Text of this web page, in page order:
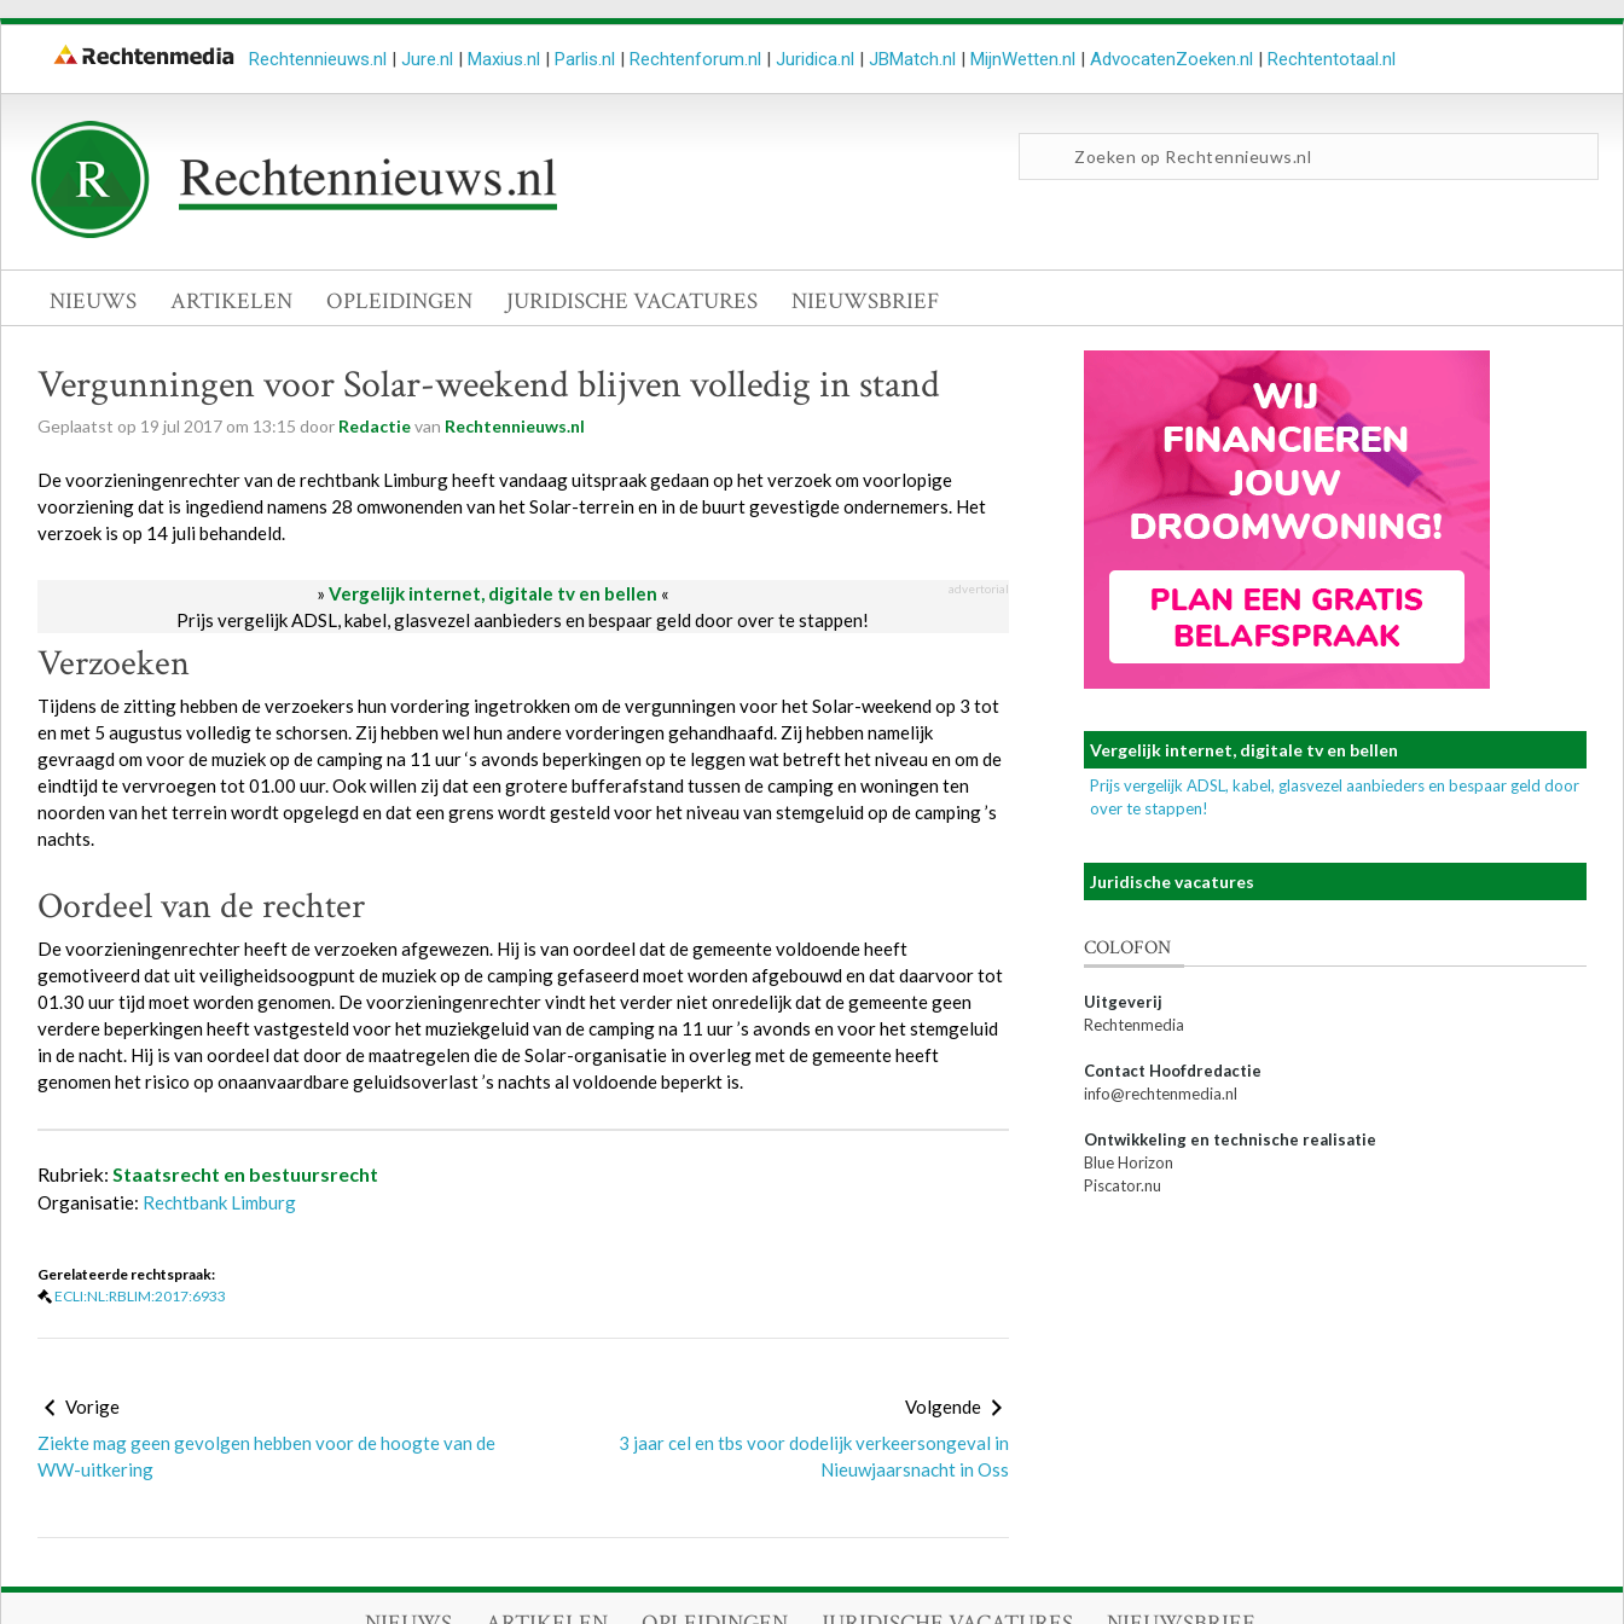
Rechtennieuws.nl | Jure.nl | Maxius.nl | Parlis.nl | Rechtenforum.nl | Juridica.nl | JBMatch.nl | MijnWetten.nl | AdvocatenZoeken.nl | Rechtentotaal.nl
NIEUWS ARTIKELEN OPLEIDINGEN JURIDISCHE VACATURES NIEUWSBRIEF
Vergunningen voor Solar-weekend blijven volledig in stand
Geplaatst op 19 jul 2017 om 13:15 door Redactievan Rechtennieuws.nl
De voorzieningenrechter van de rechtbank Limburg heeft vandaag uitspraak gedaan op het verzoek om voorlopige
voorziening dat is ingediend namens 28 omwonenden van het Solar-terrein en in de buurt gevestigde ondernemers. Het
verzoek is op 14 juli behandeld.
» Vergelijk internet, digitale tv en bellen « advertorial
Prijs vergelijk ADSL, kabel, glasvezel aanbieders en bespaar geld door over te stappen!
Verzoeken
Tijdens de zitting hebben de verzoekers hun vordering ingetrokken om de vergunningen voor het Solar-weekend op 3 tot
en met 5 augustus volledig te schorsen. Zij hebben wel hun andere vorderingen gehandhaafd. Zij hebben namelijk
gevraagd om voor de muziek op de camping na 11 uur ‘s avonds beperkingen op te leggen wat betreft het niveau en om de
eindtijd te vervroegen tot 01.00 uur. Ook willen zij dat een grotere bufferafstand tussen de camping en woningen ten
noorden van het terrein wordt opgelegd en dat een grens wordt gesteld voor het niveau van stemgeluid op de camping ’s
nachts.
Oordeel van de rechter
De voorzieningenrechter heeft de verzoeken afgewezen. Hij is van oordeel dat de gemeente voldoende heeft
gemotiveerd dat uit veiligheidsoogpunt de muziek op de camping gefaseerd moet worden afgebouwd en dat daarvoor tot
01.30 uur tijd moet worden genomen. De voorzieningenrechter vindt het verder niet onredelijk dat de gemeente geen
verdere beperkingen heeft vastgesteld voor het muziekgeluid van de camping na 11 uur ’s avonds en voor het stemgeluid
in de nacht. Hij is van oordeel dat door de maatregelen die de Solar-organisatie in overleg met de gemeente heeft
genomen het risico op onaanvaardbare geluidsoverlast ’s nachts al voldoende beperkt is.
Rubriek: Staatsrecht en bestuursrecht
Organisatie: Rechtbank Limburg
Gerelateerde rechtspraak:
ECLI:NL:RBLIM:2017:6933
Vorige
Ziekte mag geen gevolgen hebben voor de hoogte van de
WW-uitkering
Volgende
3 jaar cel en tbs voor dodelijk verkeersongeval in
Nieuwjaarsnacht in Oss
Vergelijk internet, digitale tv en bellen
Prijs vergelijk ADSL, kabel, glasvezel aanbieders en bespaar geld door
over te stappen!
Juridische vacatures
COLOFON
Uitgeverij
Rechtenmedia
Contact Hoofdredactie
info@rechtenmedia.nl
Ontwikkeling en technische realisatie
Blue Horizon
Piscator.nu